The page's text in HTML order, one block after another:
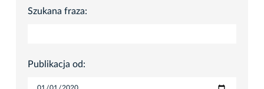
Szukana fraza:
Publikacja od: